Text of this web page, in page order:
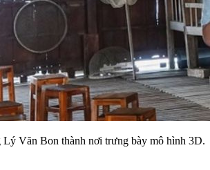
Lý Văn Bon thành nơi trưng bày mô hình 3D.